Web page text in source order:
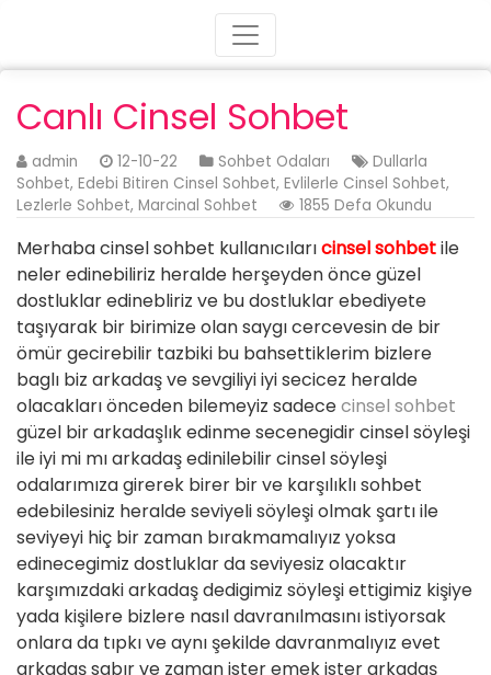
Canlı Cinsel Sohbet
admin 12-10-22 Sohbet Odaları
Dullarla
Sohbet, Edebi Bitiren Cinsel Sohbet, Evlilerle Cinsel Sohbet,
Lezlerle Sohbet, Marcinal Sohbet 1855 Defa Okundu
Merhaba cinsel sohbet kullanıcılarıcinsel sohbetile
neler edinebiliriz heralde herşeyden önce güzel
dostluklar edinebliriz ve bu dostluklar ebediyete
taşıyarak bir birimize olan saygı cercevesin de bir
ömür gecirebilir tazbiki bu bahsettiklerim bizlere
baglı biz arkadaş ve sevgiliyi iyi secicez heralde
olacakları önceden bilemeyiz sadececinsel sohbet
güzel bir arkadaşlık edinme secenegidir cinsel söyleşi
ile iyi mi mı arkadaş edinilebilir cinsel söyleşi
odalarımıza girerek birer bir ve karşılıklı sohbet
edebilesiniz heralde seviyeli söyleşi olmak şartı ile
seviyeyi hiç bir zaman bırakmamalıyız yoksa
edinecegimiz dostluklar da seviyesiz olacaktır
karşımızdaki arkadaş dedigimiz söyleşi ettigimiz kişiye
yada kişilere bizlere nasıl davranılmasını istiyorsak
onlara da tıpkı ve aynı şekilde davranmalıyız evet
arkadaş sabır ve zaman ister emek ister arkadaş